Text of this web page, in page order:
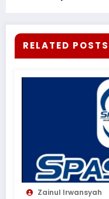
RELATED POSTS
Zainul Irwansyah